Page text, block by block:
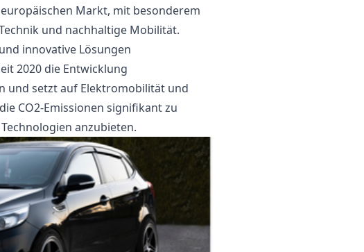
Markt, mit besonderem
und nachhaltige Mobilität.
innovative Lösungen
2020 die Entwicklung
und setzt auf Elektromobilität und
CO2-Emissionen signifikant zu
anzubieten.